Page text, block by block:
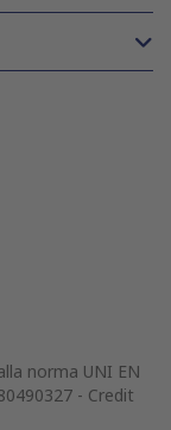
norma UNI EN
- Credit